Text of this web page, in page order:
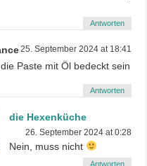
Antworten
25. September 2024 at 18:41
Paste mit Öl bedeckt sein
Antworten
die Hexenküche
26. September 2024 at 0:28
Nein, muss nicht
Antworten